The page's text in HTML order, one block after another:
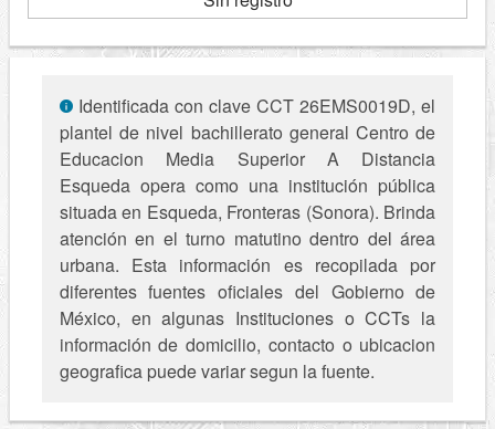
Identificada con clave CCT 26EMS0019D, el
plantel de nivel bachillerato general Centro de
Educacion Media Superior A Distancia
Esqueda opera como una institución pública
situada en Esqueda, Fronteras (Sonora). Brinda
atención en el turno matutino dentro del área
urbana. Esta información es recopilada por
diferentes fuentes oficiales del Gobierno de
México, en algunas Instituciones o CCTs la
información de domicilio, contacto o ubicacion
geografica puede variar segun la fuente.